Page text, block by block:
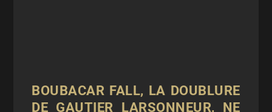
BOUBACAR FALL, LA DOUBLURE
DE GAUTIER LARSONNEUR, NE